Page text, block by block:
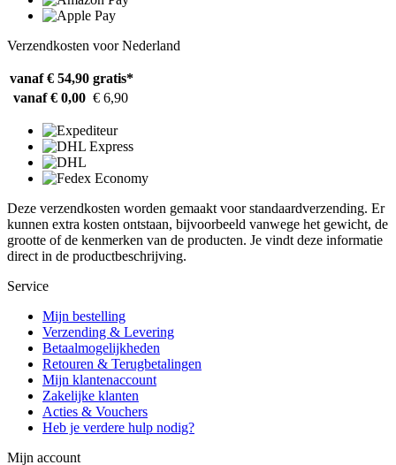
Verzendkosten voor Nederland
vanaf € 54,90 gratis*
vanaf € 0,00 € 6,90
Deze verzendkosten worden gemaakt voor standaardverzending. Er
kunnen extra kosten ontstaan, bijvoorbeeld vanwege het gewicht, de
grootte of de kenmerken van de producten. Je vindt deze informatie
direct in de productbeschrijving.
Service
Mijn bestelling
Verzending & Levering
Betaalmogelijkheden
Retouren & Terugbetalingen
Mijn klantenaccount
Zakelijke klanten
Acties & Vouchers
Heb je verdere hulp nodig?
Mijn account